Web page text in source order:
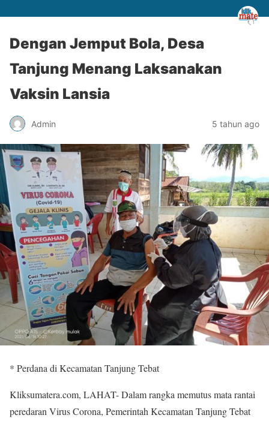
Dengan Jemput Bola, Desa
Tanjung Menang Laksanakan
Vaksin Lansia
Admin 5 tahun ago
* Perdana di Kecamatan Tanjung Tebat
Kliksumatera.com, LAHAT- Dalam rangka memutus mata rantai
peredaran Virus Corona, Pemerintah Kecamatan Tanjung Tebat